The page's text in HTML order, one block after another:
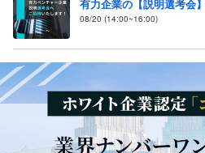
有力企業の【説明選考会
08/20 (14:00~16:00)